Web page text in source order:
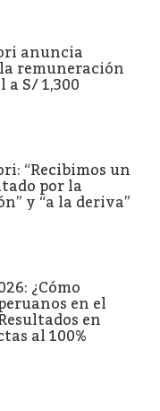
anuncia
remuneración
S/ 1,300
“Recibimos un
por la
y “a la deriva”
¿Cómo
en el
en
al 100%